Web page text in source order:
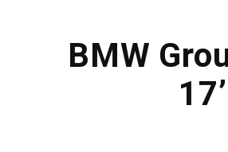
BMW